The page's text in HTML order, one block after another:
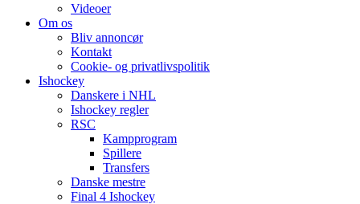
Videoer
Om os
Bliv annoncør
Kontakt
Cookie- og privatlivspolitik
Ishockey
Danskere i NHL
Ishockey regler
RSC
Kampprogram
Spillere
Transfers
Danske mestre
Final 4 Ishockey